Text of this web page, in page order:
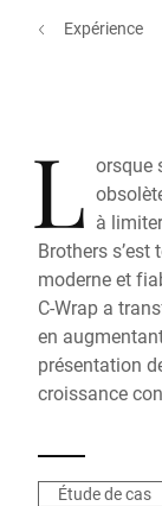
Expérience
L orsque
à
Brothers
moderne et
C-Wrap a
en
présentation
croissance
Étude de cas